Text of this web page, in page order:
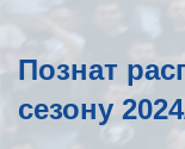
Познат
сезону